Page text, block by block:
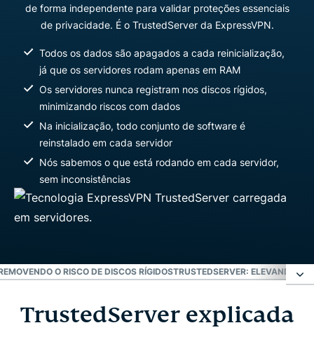
de forma independente para validar proteções essenciais
de privacidade. É o TrustedServer da ExpressVPN.
Todos os dados são apagados a cada reinicialização,
já que os servidores rodam apenas em RAM
Os servidores nunca registram nos discos rígidos,
minimizando riscos com dados
Na inicialização, todo conjunto de software é
reinstalado em cada servidor
Nós sabemos o que está rodando em cada servidor,
sem inconsistências
O RISCO DE DISCOS RÍGIDOSTRUSTEDSERVER: ELEVANDO O
TrustedServer explicada
TrustedServer explicada